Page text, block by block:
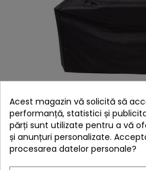
Husa pentru gratar 3-4
Char-Broil all
269,00
Acest magazin vă solicită să
performanță, statistici și
părți sunt utilizate pentru a vă
și anunțuri personalizate.
procesarea datelor personale?